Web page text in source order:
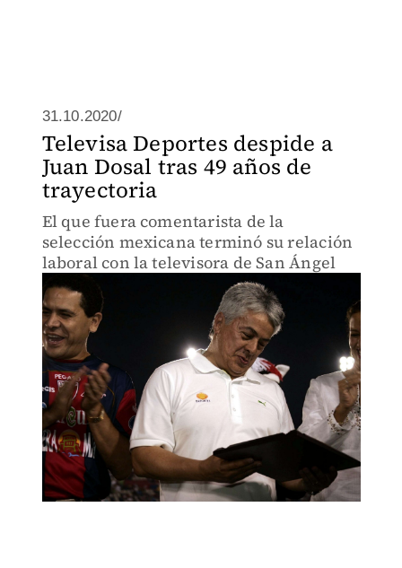
31.10.2020/
Televisa Deportes despide a
Juan Dosal tras 49 años de
trayectoria
El que fuera comentarista de la
selección mexicana terminó su relación
laboral con la televisora de San Ángel